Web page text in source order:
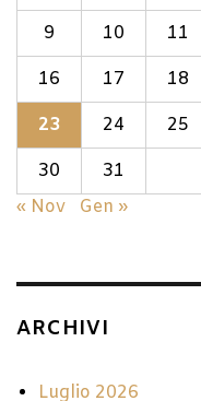
9
10 11
16
17 18
23
24 25
30
31
« Nov
Gen »
ARCHIVI
Luglio 2026